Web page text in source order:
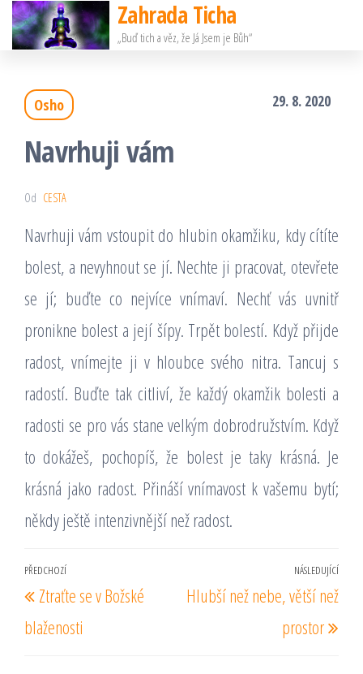
Přeskočit
na
Zahrada Ticha
„Buď tich a věz, že Já Jsem je Bůh“
Osho 29. 8. 2020
Navrhuji vám
Od CESTA
Navrhuji vám vstoupit do hlubin okamžiku, kdy cítíte
bolest, a nevyhnout se jí. Nechte ji pracovat, otevřete
se jí; buďte co nejvíce vnímaví. Nechť vás uvnitř
pronikne bolest a její šípy. Trpět bolestí. Když přijde
radost, vnímejte ji v hloubce svého nitra. Tancuj s
radostí. Buďte tak citliví, že každý okamžik bolesti a
radosti se pro vás stane velkým dobrodružstvím. Když
to dokážeš, pochopíš, že bolest je taky krásná. Je
krásná jako radost. Přináší vnímavost k vašemu bytí;
někdy ještě intenzivnější než radost.
Navigace
pro
příspěvek
Předchozí
příspěvek
PŘEDCHOZÍ
Ztraťte se v Božské
blaženosti
NÁSLEDUJÍCÍ
Hlubší než nebe, větší než
prostor